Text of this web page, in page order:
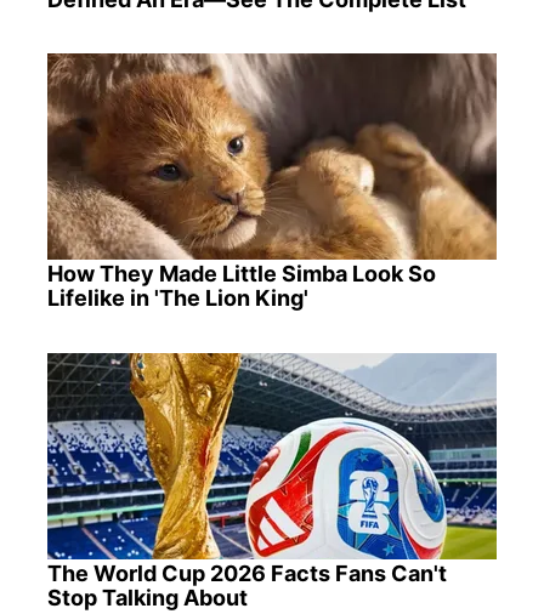
How They Made Little Simba Look So
Lifelike in 'The Lion King'
The World Cup 2026 Facts Fans Can't
Stop Talking About